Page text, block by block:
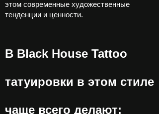
этом современные художественные
тенденции и ценности.
В Black House Tattoo
татуировки в этом стиле
чаще всего делают: